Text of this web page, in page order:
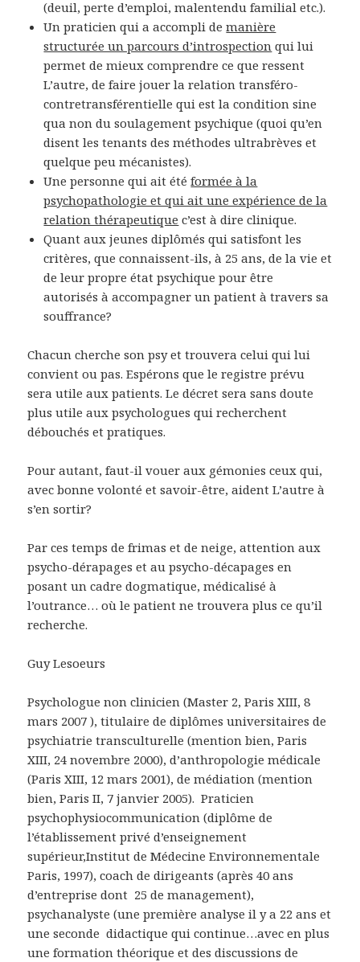
(deuil, perte d’emploi, malentendu familial etc.).
Un praticien qui a accompli demanière
structurée un parcours d’introspection qui lui
permet de mieux comprendre ce que ressent
L’autre, de faire jouer la relation transféro-
contretransférentielle qui est la condition sine
qua non du soulagement psychique (quoi qu’en
disent les tenants des méthodes ultrabrèves et
quelque peu mécanistes).
Une personne qui ait étéformée à la
psychopathologie et qui ait une expérience de la
relation thérapeutique c’est à dire clinique.
Quant aux jeunes diplômés qui satisfont les
critères, que connaissent-ils, à 25 ans, de la vie et
de leur propre état psychique pour être
autorisés à accompagner un patient à travers sa
souffrance?
Chacun cherche son psy et trouvera celui qui lui
convient ou pas. Espérons que le registre prévu
sera utile aux patients. Le décret sera sans doute
plus utile aux psychologues qui recherchent
débouchés et pratiques.
Pour autant, faut-il vouer aux gémonies ceux qui,
avec bonne volonté et savoir-être, aident L’autre à
s’en sortir?
Par ces temps de frimas et de neige, attention aux
psycho-dérapages et au psycho-décapages en
posant un cadre dogmatique, médicalisé à
l’outrance… où le patient ne trouvera plus ce qu’il
recherche.
Guy Lesoeurs
Psychologue non clinicien (Master 2, Paris XIII, 8
mars 2007 ), titulaire de diplômes universitaires de
psychiatrie transculturelle (mention bien, Paris
XIII, 24 novembre 2000), d’anthropologie médicale
(Paris XIII, 12 mars 2001), de médiation (mention
bien, Paris II, 7 janvier 2005). Praticien
psychophysiocommunication (diplôme de
l’établissement privé d’enseignement
supérieur,Institut de Médecine Environnementale
Paris, 1997), coach de dirigeants (après 40 ans
d’entreprise dont 25 de management),
psychanalyste (une première analyse il y a 22 ans et
une seconde didactique qui continue…avec en plus
une formation théorique et des discussions de